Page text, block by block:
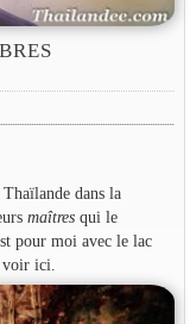
dans la
maîtresqui le
pour moi avec le lac
ici.